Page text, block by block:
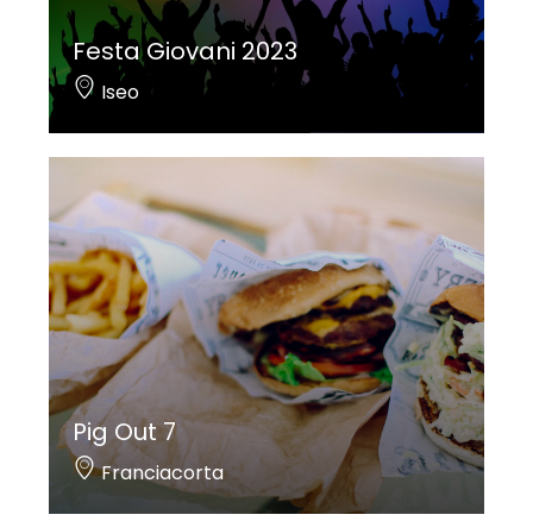
Festa Giovani 2023
Iseo
Pig Out 7
Franciacorta